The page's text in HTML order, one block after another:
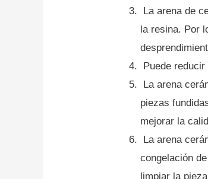
La arena de
la resina. Por
Puede
La arena
piezas
mejorar la
La arena
congelación
limpiar la